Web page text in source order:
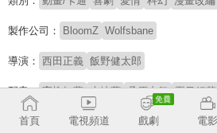
製作公司： BloomZ Wolfsbane
導演： 西田正義 飯野健太郎
配音： 高柳知葉 大地葉 桑原由氣 夏目妃菜
原著：
首頁 電視頻道 戲劇 電影